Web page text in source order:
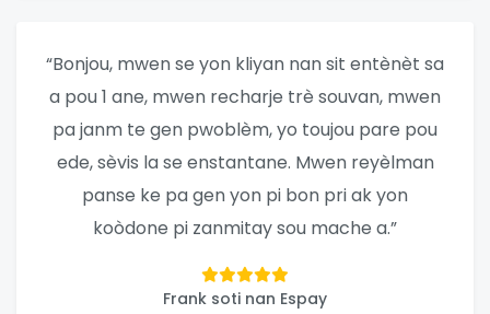
“Bonjou, mwen se yon kliyan nan sit entènèt sa
a pou 1 ane, mwen recharje trè souvan, mwen
pa janm te gen pwoblèm, yo toujou pare pou
ede, sèvis la se enstantane. Mwen reyèlman
panse ke pa gen yon pi bon pri ak yon
koòdone pi zanmitay sou mache a.”
Frank soti nan Espay